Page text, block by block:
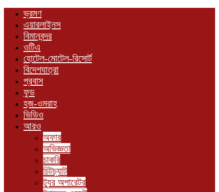
ভ্রমণ
এয়ারলাইনস
বিমানবন্দর
ওটিএ
হোটেল-মোটেল-রিসোর্ট
বিদেশযাত্রা
প্রবাস
ফুড
হজ-ওমরাহ
ভিডিও
আরও
অফার
অভিজ্ঞতা
চাকরি
চিটচ্যাট
ট্যুর অপারেটর